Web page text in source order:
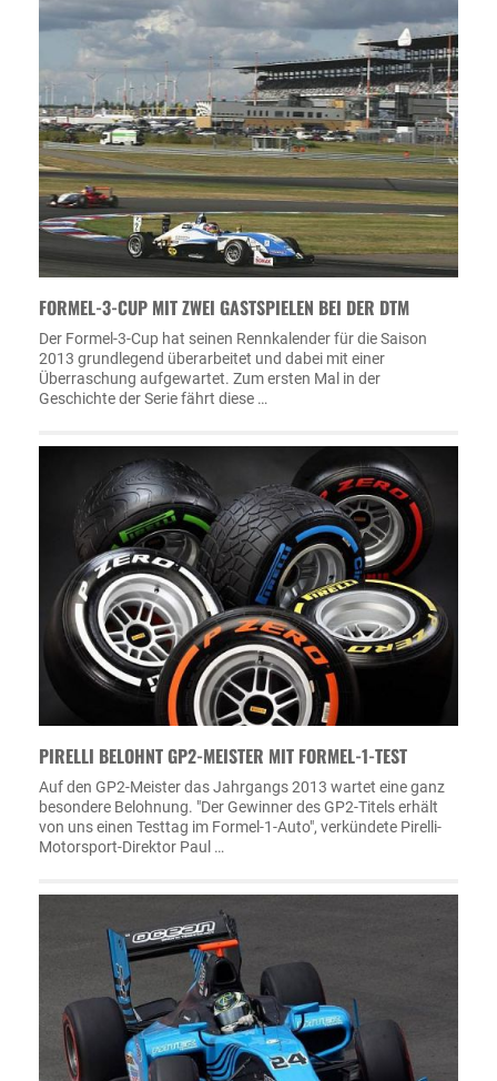
FORMEL-3-CUP MIT ZWEI GASTSPIELEN BEI DER DTM
Der Formel-3-Cup hat seinen Rennkalender für die Saison
2013 grundlegend überarbeitet und dabei mit einer
Überraschung aufgewartet. Zum ersten Mal in der
Geschichte der Serie fährt diese …
PIRELLI BELOHNT GP2-MEISTER MIT FORMEL-1-TEST
Auf den GP2-Meister das Jahrgangs 2013 wartet eine ganz
besondere Belohnung. "Der Gewinner des GP2-Titels erhält
von uns einen Testtag im Formel-1-Auto", verkündete Pirelli-
Motorsport-Direktor Paul …